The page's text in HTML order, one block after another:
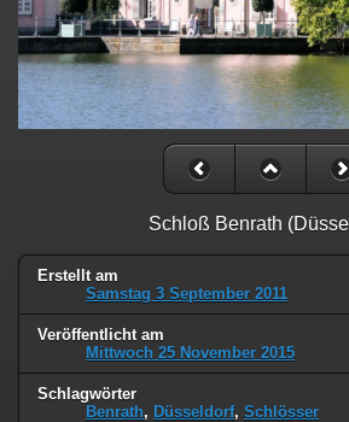
Schloß Benrath
Erstellt am
Samstag 3 September 2011
Veröffentlicht am
Mittwoch 25 November 2015
Schlagwörter
Benrath, Düsseldorf, Schlösser